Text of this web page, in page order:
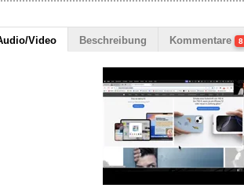
Video Beschreibung Kommentare 8